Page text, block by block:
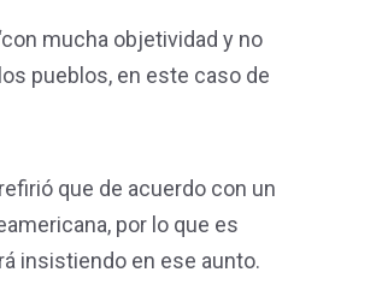
mucha objetividad y no
pueblos, en este caso de
que de acuerdo con un
por lo que es
insistiendo en ese aunto.